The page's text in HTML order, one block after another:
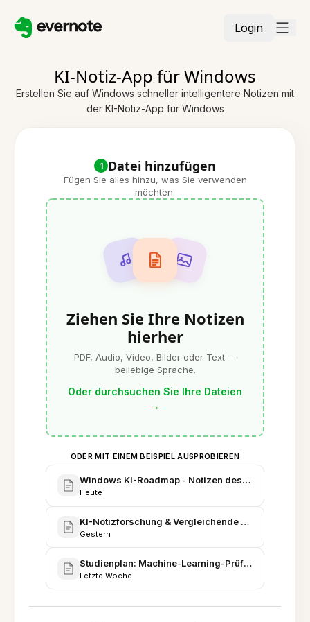
Login
KI-Notiz-App für Windows
Erstellen Sie auf Windows schneller intelligentere Notizen mit
der KI-Notiz-App für Windows
1 Datei hinzufügen
Fügen Sie alles hinzu, was Sie verwenden
möchten.
Ziehen Sie Ihre Notizen
hierher
PDF, Audio, Video, Bilder oder Text —
beliebige Sprache.
Oder durchsuchen Sie Ihre Dateien
→
ODER MIT EINEM BEISPIEL AUSPROBIEREN
Windows KI-Roadmap - Notizen des Produktteam-
Heute
KI-Notizforschung & Vergleichende Erkenntnisse
Gestern
Studienplan: Machine-Learning-Prüfung -
Letzte Woche